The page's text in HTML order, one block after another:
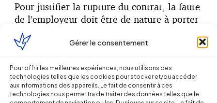
Gérer le consentement
Pour offrir les meilleures expériences, nous utilisons des
technologies telles que les cookies pour stocker et/ou accéder
aux informations des appareils. Le fait de consentir à ces
technologies nous permettra de traiter des données telles que le
Pour justifier la rupture du contrat, la faute
de l’employeur doit être de nature à porter
préjudice au déroulement ultérieur du
contrat.
Et le juge devra donc vérifier si cette faute